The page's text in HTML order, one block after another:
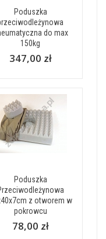
Poduszka
do max
150kg
347,00 zł
Poduszka
z otworem w
pokrowcu
78,00 zł